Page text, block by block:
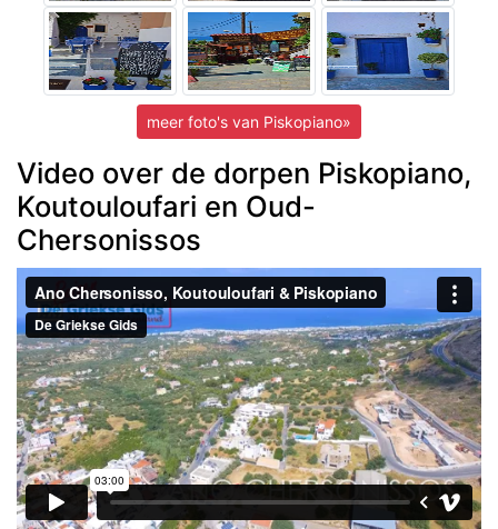
meer foto's van Piskopiano»
Video over de dorpen Piskopiano,
Koutouloufari en Oud-
Chersonissos